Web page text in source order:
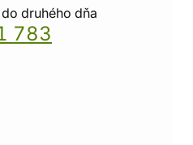
druhého dňa
783